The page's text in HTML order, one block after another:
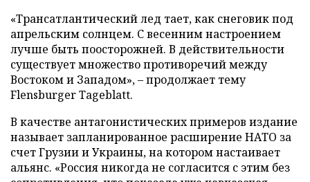
«Трансатлантический лед тает, как снеговик под
апрельским солнцем. С весенним настроением
лучше быть поосторожней. В действительности
существует множество противоречий между
Востоком и Западом», – продолжает тему
Flensburger Tageblatt.
В качестве антагонистических примеров издание
называет запланированное расширение НАТО за
счет Грузии и Украины, на котором настаивает
альянс. «Россия никогда не согласится с этим без